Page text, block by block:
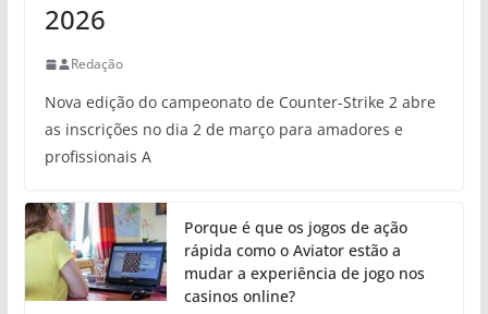
2026
Redação
Nova edição do campeonato de Counter-Strike 2 abre
as inscrições no dia 2 de março para amadores e
profissionais A
Porque é que os jogos de ação
rápida como o Aviator estão a
mudar a experiência de jogo nos
casinos online?